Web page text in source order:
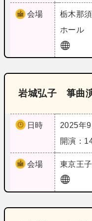
会場 栃木那
ホール
岩城弘子 箏曲
日時
2025年9
開演：
会場 東京王